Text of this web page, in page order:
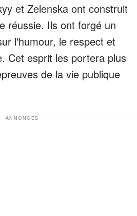
et Zelenska ont construit
réussie. Ils ont forgé un
l'humour, le respect et
Cet esprit les portera plus
de la vie publique
ANNONCES